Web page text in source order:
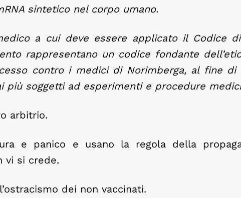
sintetico nel corpo umano.
a cui deve essere applicato il Codice
rappresentano un codice fondante
contro i medici di Norimberga, al fine di
più soggetti ad esperimenti e procedure
arbitrio.
e panico e usano la regola della
vi si crede.
dei non vaccinati.